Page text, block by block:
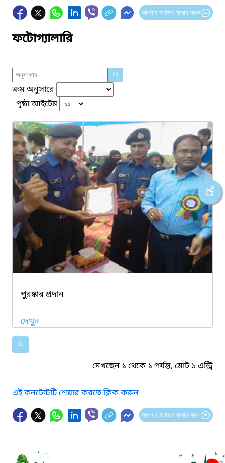
আপনার মতামত প্রদান করুন
ফটোগ্যালারি
ক্রম অনুসারে
পৃষ্ঠা আইটেম
পুরষ্কার প্রদান
দেখুন
১
দেখছেন ১ থেকে ১ পর্যন্ত, মোট ১ এন্ট্রি
এই কনটেন্টটি শেয়ার করতে ক্লিক করুন
আপনার মতামত প্রদান করুন